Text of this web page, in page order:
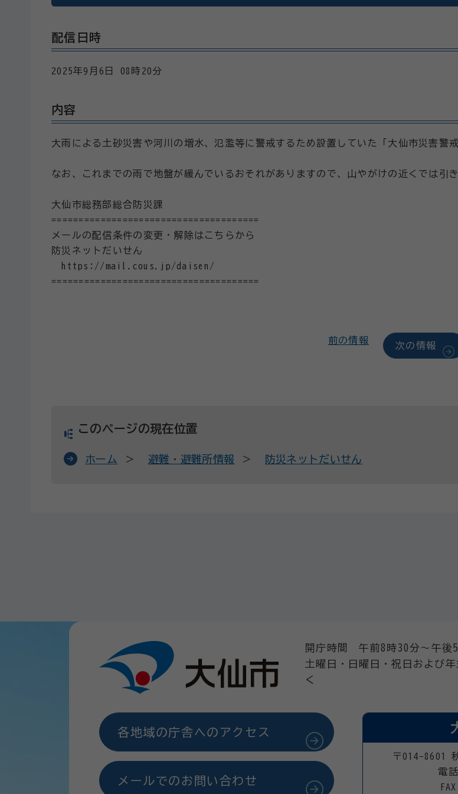
配信日時
2025年9月6日 08時20分
内容
大雨による土砂災害や河川の増水、氾濫等に警戒するため設置していた「大仙市災害警
なお、これまでの雨で地盤が緩んでいるおそれがありますので、山やがけの近くでは引
大仙市総務部総合防災課
======================================
メールの配信条件の変更・解除はこちらから
防災ネットだいせん
https://mail.cous.jp/daisen/
======================================
前の情報
次の情報
このページの現在位置
ホーム 避難・避難所情報 防災ネットだいせん
開庁時間 午前8時30分～午後
土曜日・日曜日・祝日および
く
各地域の庁舎へのアクセス
メールでのお問い合わせ
〒014-8601
電